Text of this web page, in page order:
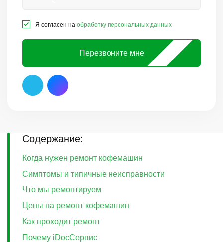
Я согласен на обработку персональных данных
Перезвоните мне
Содержание:
Когда нужен ремонт кофемашин
Симптомы и типичные неисправности
Что мы ремонтируем
Цены на ремонт кофемашин
Как проходит ремонт
Почему iDocСервис